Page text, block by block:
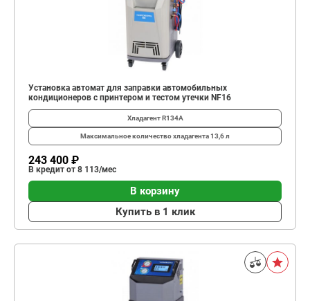
Установка автомат для заправки автомобильных
кондиционеров с принтером и тестом утечки NF16
ХладагентR134A
Максимальное количество хладагента13,6 л
243 400 ₽
В кредит от 8 113/мес
В корзину
Купить в 1 клик